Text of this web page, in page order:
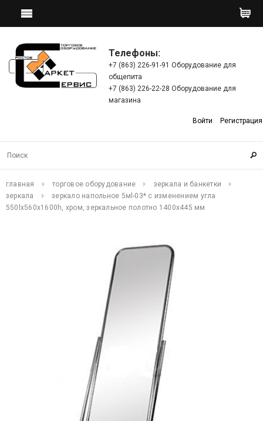
Телефоны:
+7 (863) 226-91-91 Оборудование для
общепита
+7 (863) 226-22-28 Оборудование для
магазина
Войти Регистрация
главная торговое оборудование
зеркала и банкетки
зеркала
зеркало напольное 5мl-03* с изменением угла
550lх560x1600h, хром, зеркальное полотно 1400х445 мм